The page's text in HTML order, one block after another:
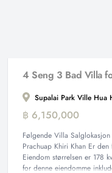
4 Seng 3 Bad Villa
Supalai Park Ville Hua
฿ 6,150,000
Følgende Villa
Prachuap Khiri Khan Er
Eiendom størrelsen er 178
for denne eiendomme